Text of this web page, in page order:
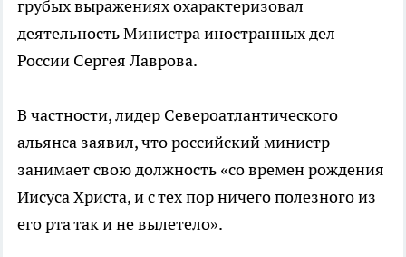
грубых выражениях охарактеризовал
деятельность Министра иностранных дел
России Сергея Лаврова.
В частности, лидер Североатлантического
альянса заявил, что российский министр
занимает свою должность «со времен рождения
Иисуса Христа, и с тех пор ничего полезного из
его рта так и не вылетело».